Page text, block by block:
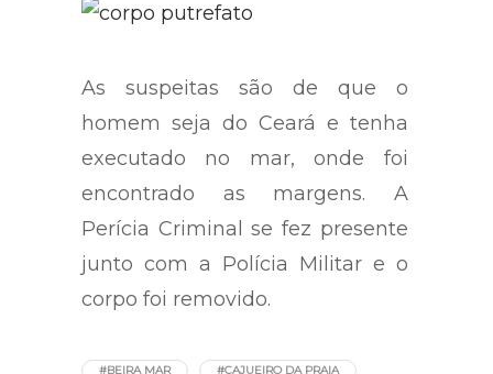
As suspeitas são de que o
homem seja do Ceará e tenha
executado no mar, onde foi
encontrado as margens. A
Perícia Criminal se fez presente
junto com a Polícia Militar e o
corpo foi removido.